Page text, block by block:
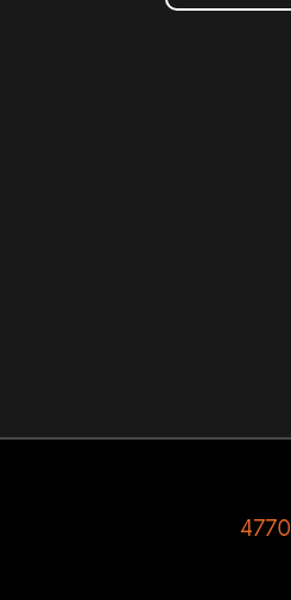
4770